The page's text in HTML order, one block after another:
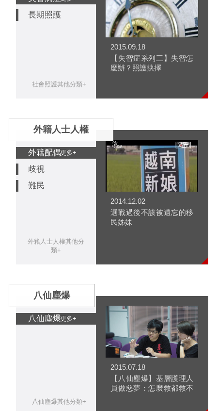
長期照護
社會照護其他分類+
2015.09.18
【失智症系列三】失智怎
麼辦？照護抉擇
外籍人士人權
外籍配偶更多+
歧視
難民
外籍人士人權其他分
類+
2014.12.02
選戰過後不該被遺忘的移
民姊妹
八仙塵爆
八仙塵爆更多+
八仙塵爆其他分類+
2015.07.18
【八仙塵爆】基層護理人
員做惡夢：怎麼救都救不